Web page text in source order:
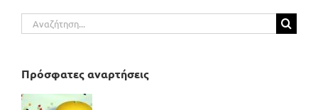
Αναζήτηση
για:
Πρόσφατες αναρτήσεις